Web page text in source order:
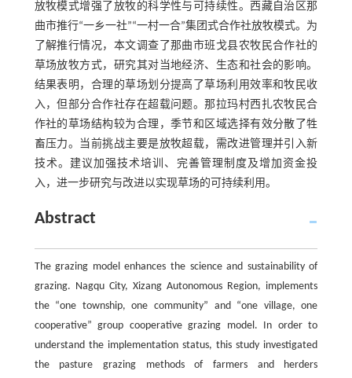
放牧模式增强了放牧的科学性与可持续性。西藏自治区那
曲市推行“一乡一社”“一村一合”集团式合作社放牧模式。为
了解推行情况，本文调查了那曲市班戈县农牧民合作社的
草场放牧方式，研究其对当地经济、生态和社会的影响。
结果表明，合理的草场划分提高了草场利用效率和牧民收
入，但部分合作社存在超载问题。那拉玛村西扎农牧民合
作社的草场结构较为合理，季节和区域选择有效分散了牲
畜压力。当前挑战主要是放牧超载，需改进管理并引入新
技术。建议加强技术培训、完善管理制度及增加资金投
入，进一步研究与改进以实现草场的可持续利用。
Abstract
The grazing model enhances the science and sustainability of
grazing. Nagqu City, Xizang Autonomous Region, implements
the “one township, one community” and “one village, one
cooperative” group cooperative grazing model. In order to
understand the implementation status, this study investigated
the pasture grazing methods of farmers and herders